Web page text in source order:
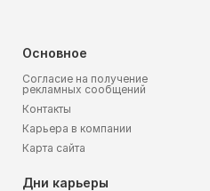
Основное
Согласие на получение
рекламных сообщений
Контакты
Карьера в компании
Карта сайта
Дни карьеры